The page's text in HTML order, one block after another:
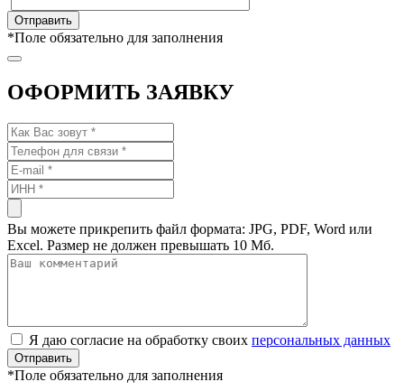
*Поле обязательно для заполнения
ОФОРМИТЬ ЗАЯВКУ
Вы можете прикрепить файл формата: JPG, PDF, Word или
Excel. Размер не должен превышать 10 Мб.
Я даю согласие на обработку своих персональных данных
*Поле обязательно для заполнения